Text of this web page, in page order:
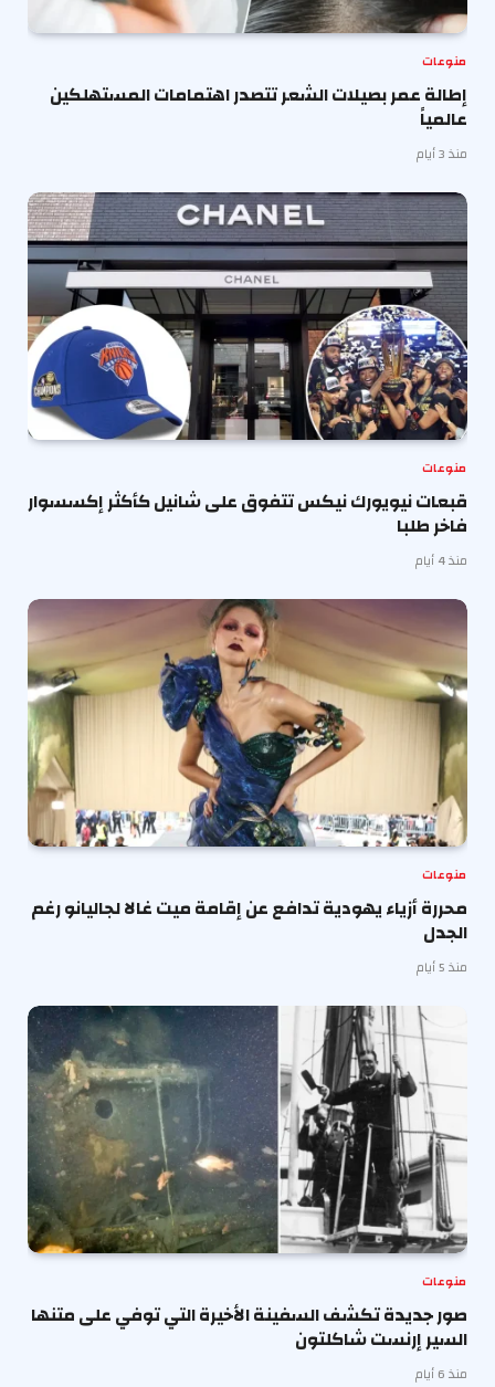
منوعات
إطالة عمر بصيلات الشعر تتصدر اهتمامات المستهلكين
عالمياً
منذ 3 أيام
منوعات
قبعات نيويورك نيكس تتفوق على شانيل كأكثر إكسسوار
فاخر طلبا
منذ 4 أيام
منوعات
محررة أزياء يهودية تدافع عن إقامة ميت غالا لجاليانو رغم
الجدل
منذ 5 أيام
منوعات
صور جديدة تكشف السفينة الأخيرة التي توفي على متنها
السير إرنست شاكلتون
منذ 6 أيام